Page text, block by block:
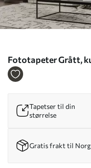
Fototapeter Grått,
Tapetser til din
størrelse
Gratis frakt til